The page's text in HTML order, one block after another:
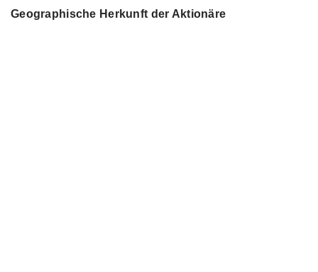
Geographische Herkunft der Aktionäre